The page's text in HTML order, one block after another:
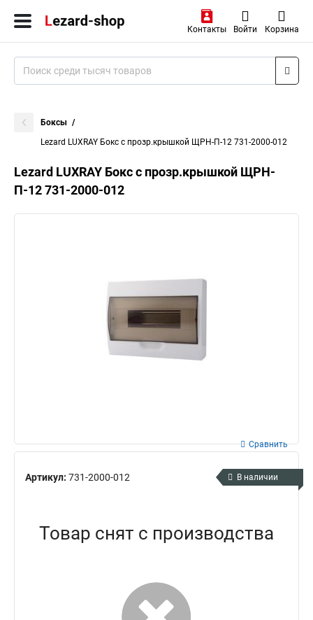
Контакты Войти Корзина
Боксы
Lezard LUXRAY Бокс с прозр.крышкой ЩРН-П-12 731-2000-012
Lezard LUXRAY Бокс с прозр.крышкой ЩРН-
П-12 731-2000-012
Артикул: 731-2000-012
Сравнить
В наличии
Товар снят с производства